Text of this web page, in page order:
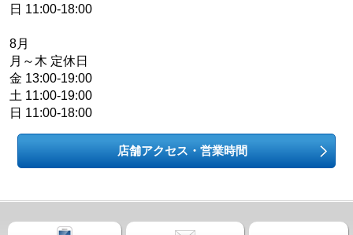
日 11:00-18:00
8月
月～木 定休日
金 13:00-19:00
土 11:00-19:00
日 11:00-18:00
店舗アクセス・営業時間